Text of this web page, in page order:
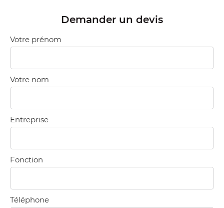
Demander un devis
Votre prénom
Votre nom
Entreprise
Fonction
Téléphone